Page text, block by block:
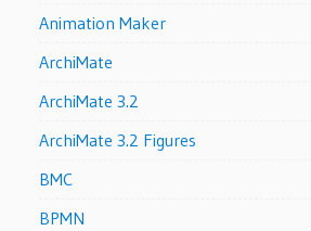
Animation Maker
ArchiMate
ArchiMate 3.2
ArchiMate 3.2 Figures
BMC
BPMN